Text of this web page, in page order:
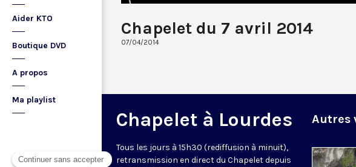
Aider KTO
Boutique DVD
A propos
Ma playlist
Chapelet du 7 avril 2014
07/04/2014
Chapelet à Lourdes
Tous les jours à 15h30 (rediffusion à minuit),
retransmission en direct du Chapelet depuis
Autres